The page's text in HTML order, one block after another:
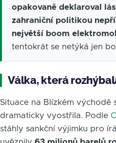
opakovaně deklaroval
zahraniční politikou
největší boom
tentokrát se netýká jen
Válka, která
Situace na Blízkém východě
dramaticky vyostřila. Podle
stáhly sankční výjimku pro